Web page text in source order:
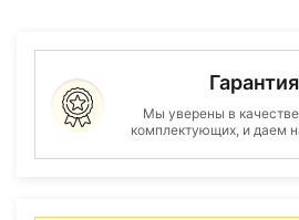
Мы уверены в
комплектующих, и даем